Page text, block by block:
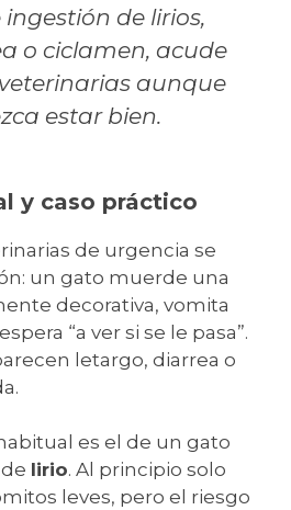
de lirios,
o ciclamen, acude
aunque
estar bien.
y caso práctico
de urgencia se
un gato muerde una
decorativa, vomita
“a ver si se le pasa”.
letargo, diarrea o
es el de un gato
lirio. Al principio solo
leves, pero el riesgo